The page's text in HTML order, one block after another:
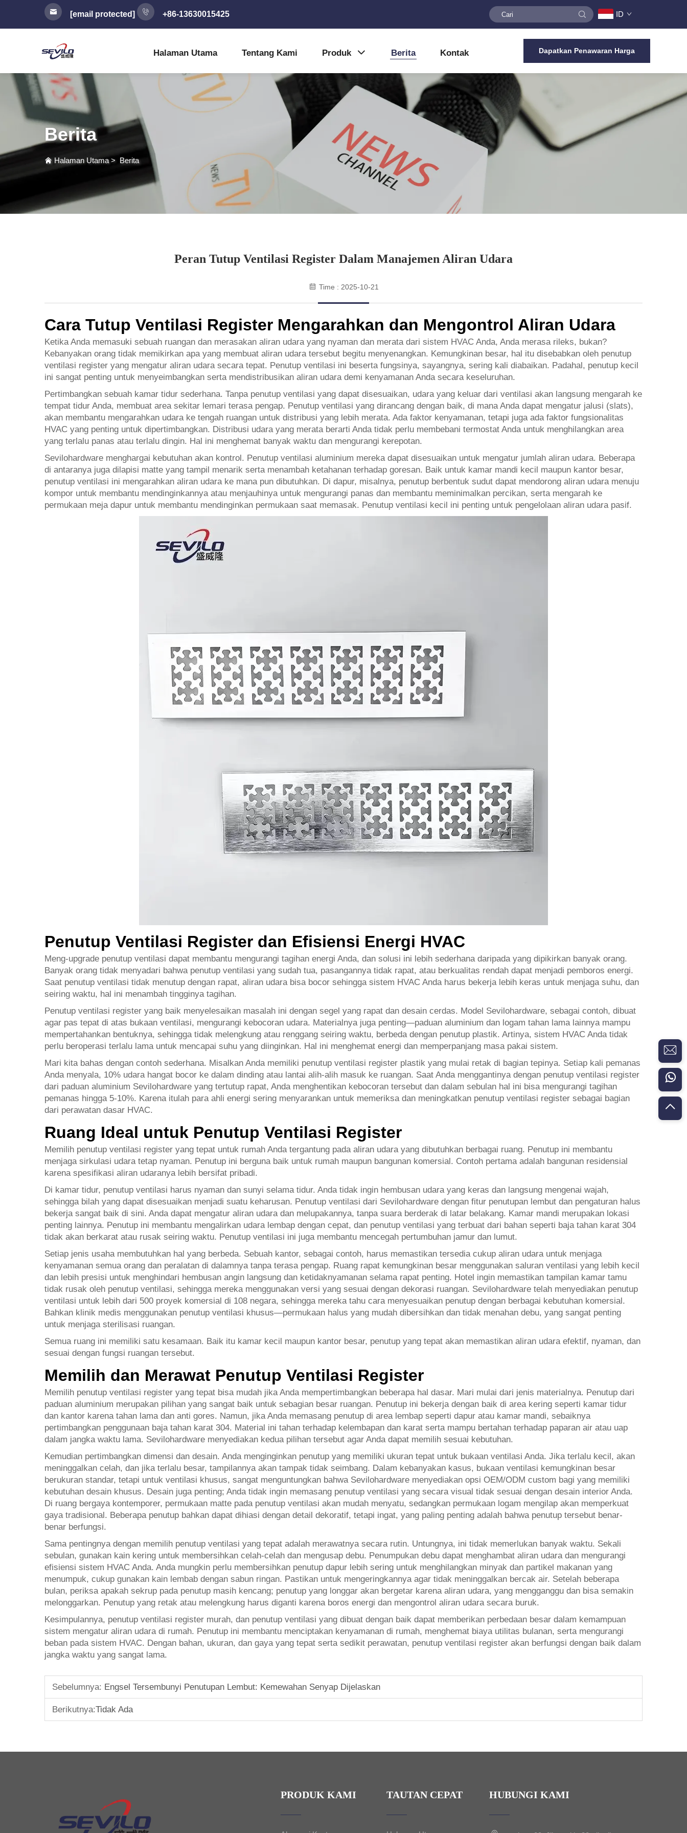
[email protected] +86-13630015425 ID
Halaman Utama Tentang Kami Produk Berita Kontak Dapatkan Penawaran Harga
Berita
Halaman Utama> Berita
Peran Tutup Ventilasi Register Dalam Manajemen Aliran Udara
Time : 2025-10-21
Cara Tutup Ventilasi Register Mengarahkan dan Mengontrol Aliran Udara
Ketika Anda memasuki sebuah ruangan dan merasakan aliran udara yang nyaman dan merata dari sistem HVAC Anda, Anda merasa rileks, bukan?
Kebanyakan orang tidak memikirkan apa yang membuat aliran udara tersebut begitu menyenangkan. Kemungkinan besar, hal itu disebabkan oleh penutup
ventilasi register yang mengatur aliran udara secara tepat. Penutup ventilasi ini beserta fungsinya, sayangnya, sering kali diabaikan. Padahal, penutup kecil
ini sangat penting untuk menyeimbangkan serta mendistribusikan aliran udara demi kenyamanan Anda secara keseluruhan.
Pertimbangkan sebuah kamar tidur sederhana. Tanpa penutup ventilasi yang dapat disesuaikan, udara yang keluar dari ventilasi akan langsung mengarah ke
tempat tidur Anda, membuat area sekitar lemari terasa pengap. Penutup ventilasi yang dirancang dengan baik, di mana Anda dapat mengatur jalusi (slats),
akan membantu mengarahkan udara ke tengah ruangan untuk distribusi yang lebih merata. Ada faktor kenyamanan, tetapi juga ada faktor fungsionalitas
HVAC yang penting untuk dipertimbangkan. Distribusi udara yang merata berarti Anda tidak perlu membebani termostat Anda untuk menghilangkan area
yang terlalu panas atau terlalu dingin. Hal ini menghemat banyak waktu dan mengurangi kerepotan.
Sevilohardware menghargai kebutuhan akan kontrol. Penutup ventilasi aluminium mereka dapat disesuaikan untuk mengatur jumlah aliran udara. Beberapa
di antaranya juga dilapisi matte yang tampil menarik serta menambah ketahanan terhadap goresan. Baik untuk kamar mandi kecil maupun kantor besar,
penutup ventilasi ini mengarahkan aliran udara ke mana pun dibutuhkan. Di dapur, misalnya, penutup berbentuk sudut dapat mendorong aliran udara menuju
kompor untuk membantu mendinginkannya atau menjauhinya untuk mengurangi panas dan membantu meminimalkan percikan, serta mengarah ke
permukaan meja dapur untuk membantu mendinginkan permukaan saat memasak. Penutup ventilasi kecil ini penting untuk pengelolaan aliran udara pasif.
Penutup Ventilasi Register dan Efisiensi Energi HVAC
Meng-upgrade penutup ventilasi dapat membantu mengurangi tagihan energi Anda, dan solusi ini lebih sederhana daripada yang dipikirkan banyak orang.
Banyak orang tidak menyadari bahwa penutup ventilasi yang sudah tua, pasangannya tidak rapat, atau berkualitas rendah dapat menjadi pemboros energi.
Saat penutup ventilasi tidak menutup dengan rapat, aliran udara bisa bocor sehingga sistem HVAC Anda harus bekerja lebih keras untuk menjaga suhu, dan
seiring waktu, hal ini menambah tingginya tagihan.
Penutup ventilasi register yang baik menyelesaikan masalah ini dengan segel yang rapat dan desain cerdas. Model Sevilohardware, sebagai contoh, dibuat
agar pas tepat di atas bukaan ventilasi, mengurangi kebocoran udara. Materialnya juga penting—paduan aluminium dan logam tahan lama lainnya mampu
mempertahankan bentuknya, sehingga tidak melengkung atau renggang seiring waktu, berbeda dengan penutup plastik. Artinya, sistem HVAC Anda tidak
perlu beroperasi terlalu lama untuk mencapai suhu yang diinginkan. Hal ini menghemat energi dan memperpanjang masa pakai sistem.
Mari kita bahas dengan contoh sederhana. Misalkan Anda memiliki penutup ventilasi register plastik yang mulai retak di bagian tepinya. Setiap kali pemanas
Anda menyala, 10% udara hangat bocor ke dalam dinding atau lantai alih-alih masuk ke ruangan. Saat Anda menggantinya dengan penutup ventilasi register
dari paduan aluminium Sevilohardware yang tertutup rapat, Anda menghentikan kebocoran tersebut dan dalam sebulan hal ini bisa mengurangi tagihan
pemanas hingga 5-10%. Karena itulah para ahli energi sering menyarankan untuk memeriksa dan meningkatkan penutup ventilasi register sebagai bagian
dari perawatan dasar HVAC.
Ruang Ideal untuk Penutup Ventilasi Register
Memilih penutup ventilasi register yang tepat untuk rumah Anda tergantung pada aliran udara yang dibutuhkan berbagai ruang. Penutup ini membantu
menjaga sirkulasi udara tetap nyaman. Penutup ini berguna baik untuk rumah maupun bangunan komersial. Contoh pertama adalah bangunan residensial
karena spesifikasi aliran udaranya lebih bersifat pribadi.
Di kamar tidur, penutup ventilasi harus nyaman dan sunyi selama tidur. Anda tidak ingin hembusan udara yang keras dan langsung mengenai wajah,
sehingga bilah yang dapat disesuaikan menjadi suatu keharusan. Penutup ventilasi dari Sevilohardware dengan fitur penutupan lembut dan pengaturan halus
bekerja sangat baik di sini. Anda dapat mengatur aliran udara dan melupakannya, tanpa suara berderak di latar belakang. Kamar mandi merupakan lokasi
penting lainnya. Penutup ini membantu mengalirkan udara lembap dengan cepat, dan penutup ventilasi yang terbuat dari bahan seperti baja tahan karat 304
tidak akan berkarat atau rusak seiring waktu. Penutup ventilasi ini juga membantu mencegah pertumbuhan jamur dan lumut.
Setiap jenis usaha membutuhkan hal yang berbeda. Sebuah kantor, sebagai contoh, harus memastikan tersedia cukup aliran udara untuk menjaga
kenyamanan semua orang dan peralatan di dalamnya tanpa terasa pengap. Ruang rapat kemungkinan besar menggunakan saluran ventilasi yang lebih kecil
dan lebih presisi untuk menghindari hembusan angin langsung dan ketidaknyamanan selama rapat penting. Hotel ingin memastikan tampilan kamar tamu
tidak rusak oleh penutup ventilasi, sehingga mereka menggunakan versi yang sesuai dengan dekorasi ruangan. Sevilohardware telah menyediakan penutup
ventilasi untuk lebih dari 500 proyek komersial di 108 negara, sehingga mereka tahu cara menyesuaikan penutup dengan berbagai kebutuhan komersial.
Bahkan klinik medis menggunakan penutup ventilasi khusus—permukaan halus yang mudah dibersihkan dan tidak menahan debu, yang sangat penting
untuk menjaga sterilisasi ruangan.
Semua ruang ini memiliki satu kesamaan. Baik itu kamar kecil maupun kantor besar, penutup yang tepat akan memastikan aliran udara efektif, nyaman, dan
sesuai dengan fungsi ruangan tersebut.
Memilih dan Merawat Penutup Ventilasi Register
Memilih penutup ventilasi register yang tepat bisa mudah jika Anda mempertimbangkan beberapa hal dasar. Mari mulai dari jenis materialnya. Penutup dari
paduan aluminium merupakan pilihan yang sangat baik untuk sebagian besar ruangan. Penutup ini bekerja dengan baik di area kering seperti kamar tidur
dan kantor karena tahan lama dan anti gores. Namun, jika Anda memasang penutup di area lembap seperti dapur atau kamar mandi, sebaiknya
pertimbangkan penggunaan baja tahan karat 304. Material ini tahan terhadap kelembapan dan karat serta mampu bertahan terhadap paparan air atau uap
dalam jangka waktu lama. Sevilohardware menyediakan kedua pilihan tersebut agar Anda dapat memilih sesuai kebutuhan.
Kemudian pertimbangkan dimensi dan desain. Anda menginginkan penutup yang memiliki ukuran tepat untuk bukaan ventilasi Anda. Jika terlalu kecil, akan
meninggalkan celah, dan jika terlalu besar, tampilannya akan tampak tidak seimbang. Dalam kebanyakan kasus, bukaan ventilasi kemungkinan besar
berukuran standar, tetapi untuk ventilasi khusus, sangat menguntungkan bahwa Sevilohardware menyediakan opsi OEM/ODM custom bagi yang memiliki
kebutuhan desain khusus. Desain juga penting; Anda tidak ingin memasang penutup ventilasi yang secara visual tidak sesuai dengan desain interior Anda.
Di ruang bergaya kontemporer, permukaan matte pada penutup ventilasi akan mudah menyatu, sedangkan permukaan logam mengilap akan memperkuat
gaya tradisional. Beberapa penutup bahkan dapat dihiasi dengan detail dekoratif, tetapi ingat, yang paling penting adalah bahwa penutup tersebut benar-
benar berfungsi.
Sama pentingnya dengan memilih penutup ventilasi yang tepat adalah merawatnya secara rutin. Untungnya, ini tidak memerlukan banyak waktu. Sekali
sebulan, gunakan kain kering untuk membersihkan celah-celah dan mengusap debu. Penumpukan debu dapat menghambat aliran udara dan mengurangi
efisiensi sistem HVAC Anda. Anda mungkin perlu membersihkan penutup dapur lebih sering untuk menghilangkan minyak dan partikel makanan yang
menumpuk, cukup gunakan kain lembab dengan sabun ringan. Pastikan untuk mengeringkannya agar tidak meninggalkan bercak air. Setelah beberapa
bulan, periksa apakah sekrup pada penutup masih kencang; penutup yang longgar akan bergetar karena aliran udara, yang mengganggu dan bisa semakin
melonggarkan. Penutup yang retak atau melengkung harus diganti karena boros energi dan mengontrol aliran udara secara buruk.
Kesimpulannya, penutup ventilasi register murah, dan penutup ventilasi yang dibuat dengan baik dapat memberikan perbedaan besar dalam kemampuan
sistem mengatur aliran udara di rumah. Penutup ini membantu menciptakan kenyamanan di rumah, menghemat biaya utilitas bulanan, serta mengurangi
beban pada sistem HVAC. Dengan bahan, ukuran, dan gaya yang tepat serta sedikit perawatan, penutup ventilasi register akan berfungsi dengan baik dalam
jangka waktu yang sangat lama.
Sebelumnya: Engsel Tersembunyi Penutupan Lembut: Kemewahan Senyap Dijelaskan
Berikutnya:Tidak Ada
PRODUK KAMI TAUTAN CEPAT HUBUNGI KAMI